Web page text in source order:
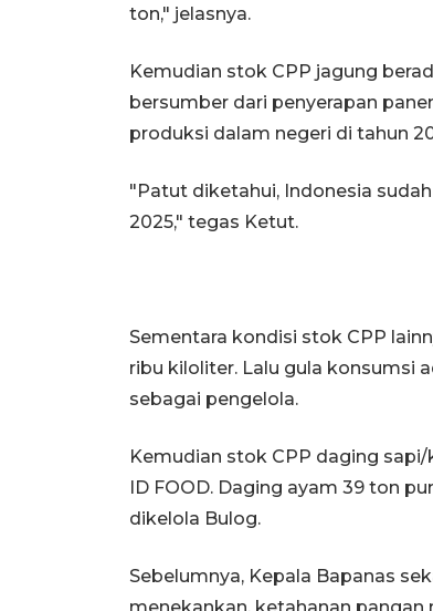
ton," jelasnya.
Kemudian stok CPP jagung
bersumber dari penyerapan
produksi dalam negeri di tahun
"Patut diketahui, Indonesia
2025," tegas Ketut.
Sementara kondisi stok CPP
ribu kiloliter. Lalu gula konsumsi
sebagai pengelola.
Kemudian stok CPP daging
ID FOOD. Daging ayam 39 ton
dikelola Bulog.
Sebelumnya, Kepala Bapanas
menekankan, ketahanan